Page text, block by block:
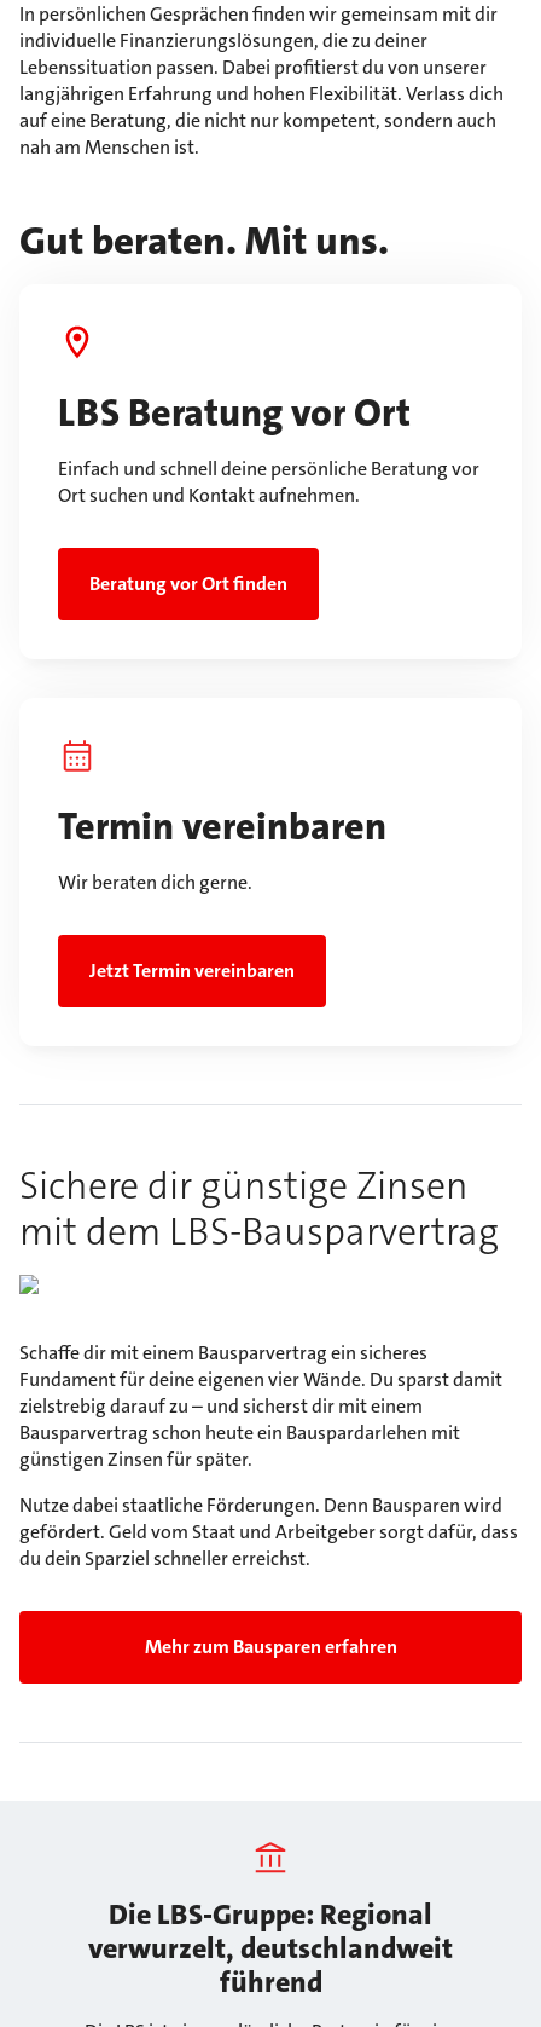
In persönlichen Gesprächen finden wir gemeinsam mit dir
individuelle Finanzierungslösungen, die zu deiner
Lebenssituation passen. Dabei profitierst du von unserer
langjährigen Erfahrung und hohen Flexibilität. Verlass dich
auf eine Beratung, die nicht nur kompetent, sondern auch
nah am Menschen ist.
Gut beraten. Mit uns.
LBS Beratung vor Ort
Einfach und schnell deine persönliche Beratung vor
Ort suchen und Kontakt aufnehmen.
Beratung vor Ort finden
Termin vereinbaren
Wir beraten dich gerne.
Jetzt Termin vereinbaren
Sichere dir günstige Zinsen
mit dem LBS-Bausparvertrag
Schaffe dir mit einem Bausparvertrag ein sicheres
Fundament für deine eigenen vier Wände. Du sparst damit
zielstrebig darauf zu – und sicherst dir mit einem
Bausparvertrag schon heute ein Bauspardarlehen mit
günstigen Zinsen für später.
Nutze dabei staatliche Förderungen. Denn Bausparen wird
gefördert. Geld vom Staat und Arbeitgeber sorgt dafür, dass
du dein Sparziel schneller erreichst.
Mehr zum Bausparen erfahren
Die LBS-Gruppe: Regional
verwurzelt, deutschlandweit
führend